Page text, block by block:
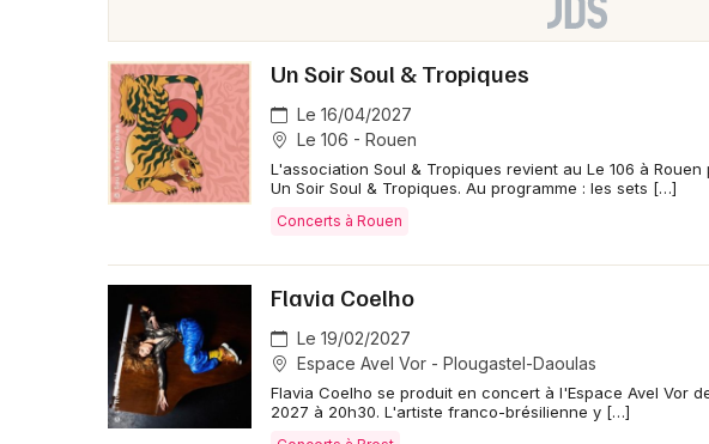
Un Soir Soul & Tropiques
Le 16/04/2027
Le 106 - Rouen
L'association Soul & Tropiques revient au Le 106 à
Un Soir Soul & Tropiques. Au programme : les sets […]
Concerts à Rouen
Flavia Coelho
Le 19/02/2027
Espace Avel Vor - Plougastel-Daoulas
Flavia Coelho se produit en concert à l'Espace Avel Vor
2027 à 20h30. L'artiste franco-brésilienne y […]